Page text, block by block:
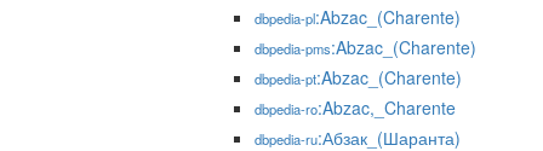
dbpedia-pl:Abzac_(Charente)
dbpedia-pms:Abzac_(Charente)
dbpedia-pt:Abzac_(Charente)
dbpedia-ro:Abzac,_Charente
dbpedia-ru:Абзак_(Шаранта)